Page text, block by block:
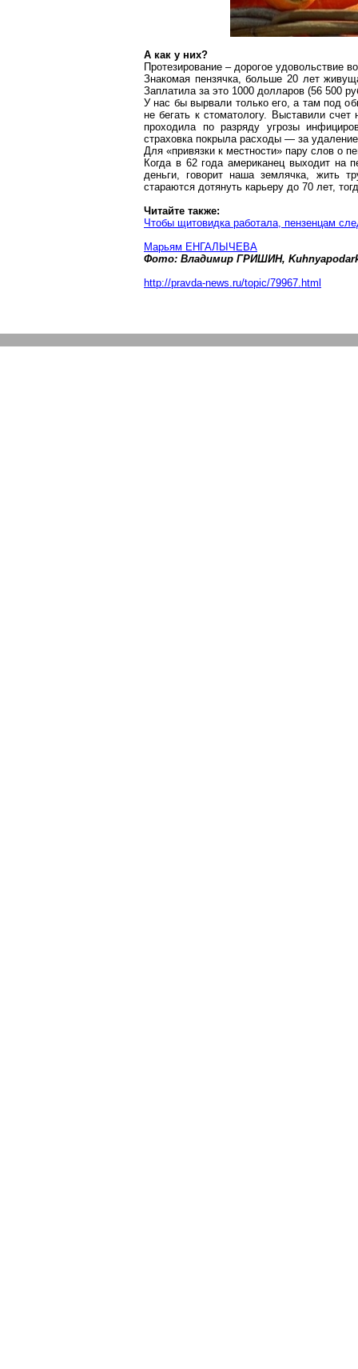
А как у них?
Протезирование – дорогое удовольствие
Знакомая пензячка, больше 20 лет
Заплатила за это 1000 долларов (56 500
У нас бы вырвали только его, а там под
не бегать к стоматологу. Выставили
проходила по разряду угрозы
страховка покрыла расходы — за
Для «привязки к местности» пару слов о
Когда в 62 года американец выходит на
деньги, говорит наша землячка, жить
стараются дотянуть карьеру до 70 лет,
Читайте также:
Чтобы щитовидка работала, пензенцам
Марьям ЕНГАЛЫЧЕВА
Фото: Владимир ГРИШИН,
http://pravda-news.ru/topic/79967.html